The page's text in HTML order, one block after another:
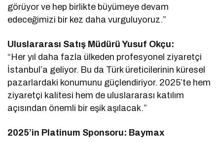
görüyor ve hep birlikte büyümeye devam
edeceğimizi bir kez daha vurguluyoruz.”
Uluslararası Satış Müdürü Yusuf Okçu:
“Her yıl daha fazla ülkeden profesyonel ziyaretçi
İstanbul’a geliyor. Bu da Türk üreticilerinin küresel
pazarlardaki konumunu güçlendiriyor. 2025’te hem
ziyaretçi kalitesi hem de uluslararası katılım
açısından önemli bir eşik aşılacak.”
2025’in Platinum Sponsoru: Baymax